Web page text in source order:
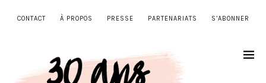
CONTACT À PROPOS PRESSE PARTENARIATS S’ABONNER